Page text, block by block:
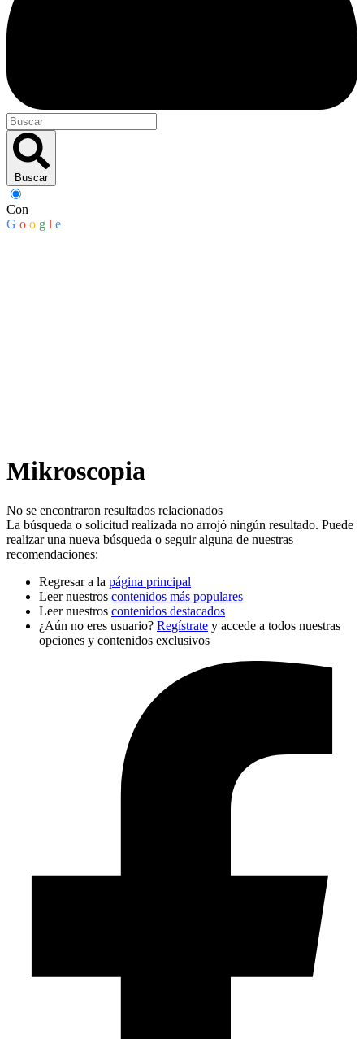
Buscar
Con
G o o g l e
Mikroscopia
No se encontraron resultados relacionados
La búsqueda o solicitud realizada no arrojó ningún resultado. Puede
realizar una nueva búsqueda o seguir alguna de nuestras
recomendaciones:
Regresar a la página principal
Leer nuestros contenidos más populares
Leer nuestros contenidos destacados
¿Aún no eres usuario? Regístrate y accede a todos nuestras
opciones y contenidos exclusivos